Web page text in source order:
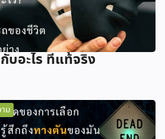
บอะไร ที่แท้จริง
ม